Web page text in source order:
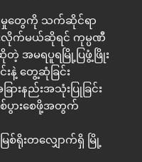
ျမှုတွေကို သက်ဆိုင်ရာ
လိုက်မယ်ဆိုရင် ကုမ္ပဏီ
အမရပူရမြို့ပြဖွံ့ဖြိုး
းနဲ့ တွေ့ဆုံခြင်း
းနည်းအသုံးပြုခြင်း
စ်ပွားစေဖို့အတွက်
ရိုးတလျှောက်ရှိ မြို့